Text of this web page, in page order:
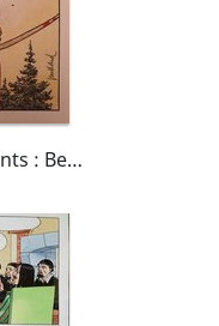
2001 - Plume aux Vents : Beau-Ténébreux *